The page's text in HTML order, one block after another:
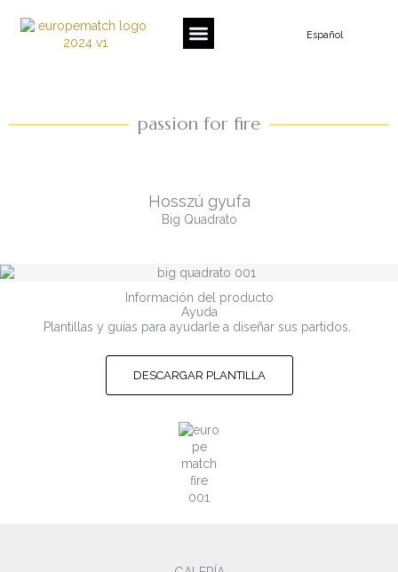
Español
passion for fire
Hosszú gyufa
Big Quadrato
Información del producto
Ayuda
Plantillas y guías para ayudarle a diseñar sus partidos.
DESCARGAR PLANTILLA